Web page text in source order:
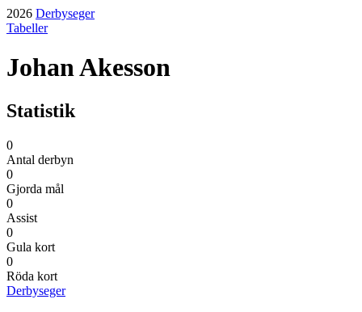
2026 Derbyseger
Tabeller
Johan Akesson
Statistik
0
Antal derbyn
0
Gjorda mål
0
Assist
0
Gula kort
0
Röda kort
Derbyseger